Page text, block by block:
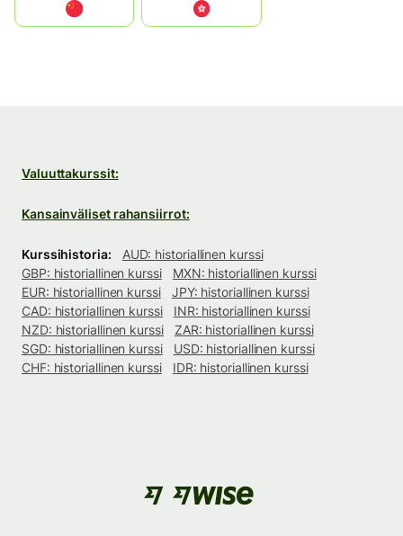
中國香港特別行政區
Valuuttakurssit:
Kansainväliset rahansiirrot:
Kurssihistoria:
AUD: historiallinen kurssi
GBP: historiallinen kurssi
MXN: historiallinen kurssi
EUR: historiallinen kurssi
JPY: historiallinen kurssi
CAD: historiallinen kurssi
INR: historiallinen kurssi
NZD: historiallinen kurssi
ZAR: historiallinen kurssi
SGD: historiallinen kurssi
USD: historiallinen kurssi
CHF: historiallinen kurssi
IDR: historiallinen kurssi